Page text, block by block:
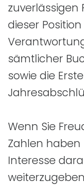
zuverlässigen
dieser
sämtlicher
sowie die
Wenn Sie
Zahlen
Interesse